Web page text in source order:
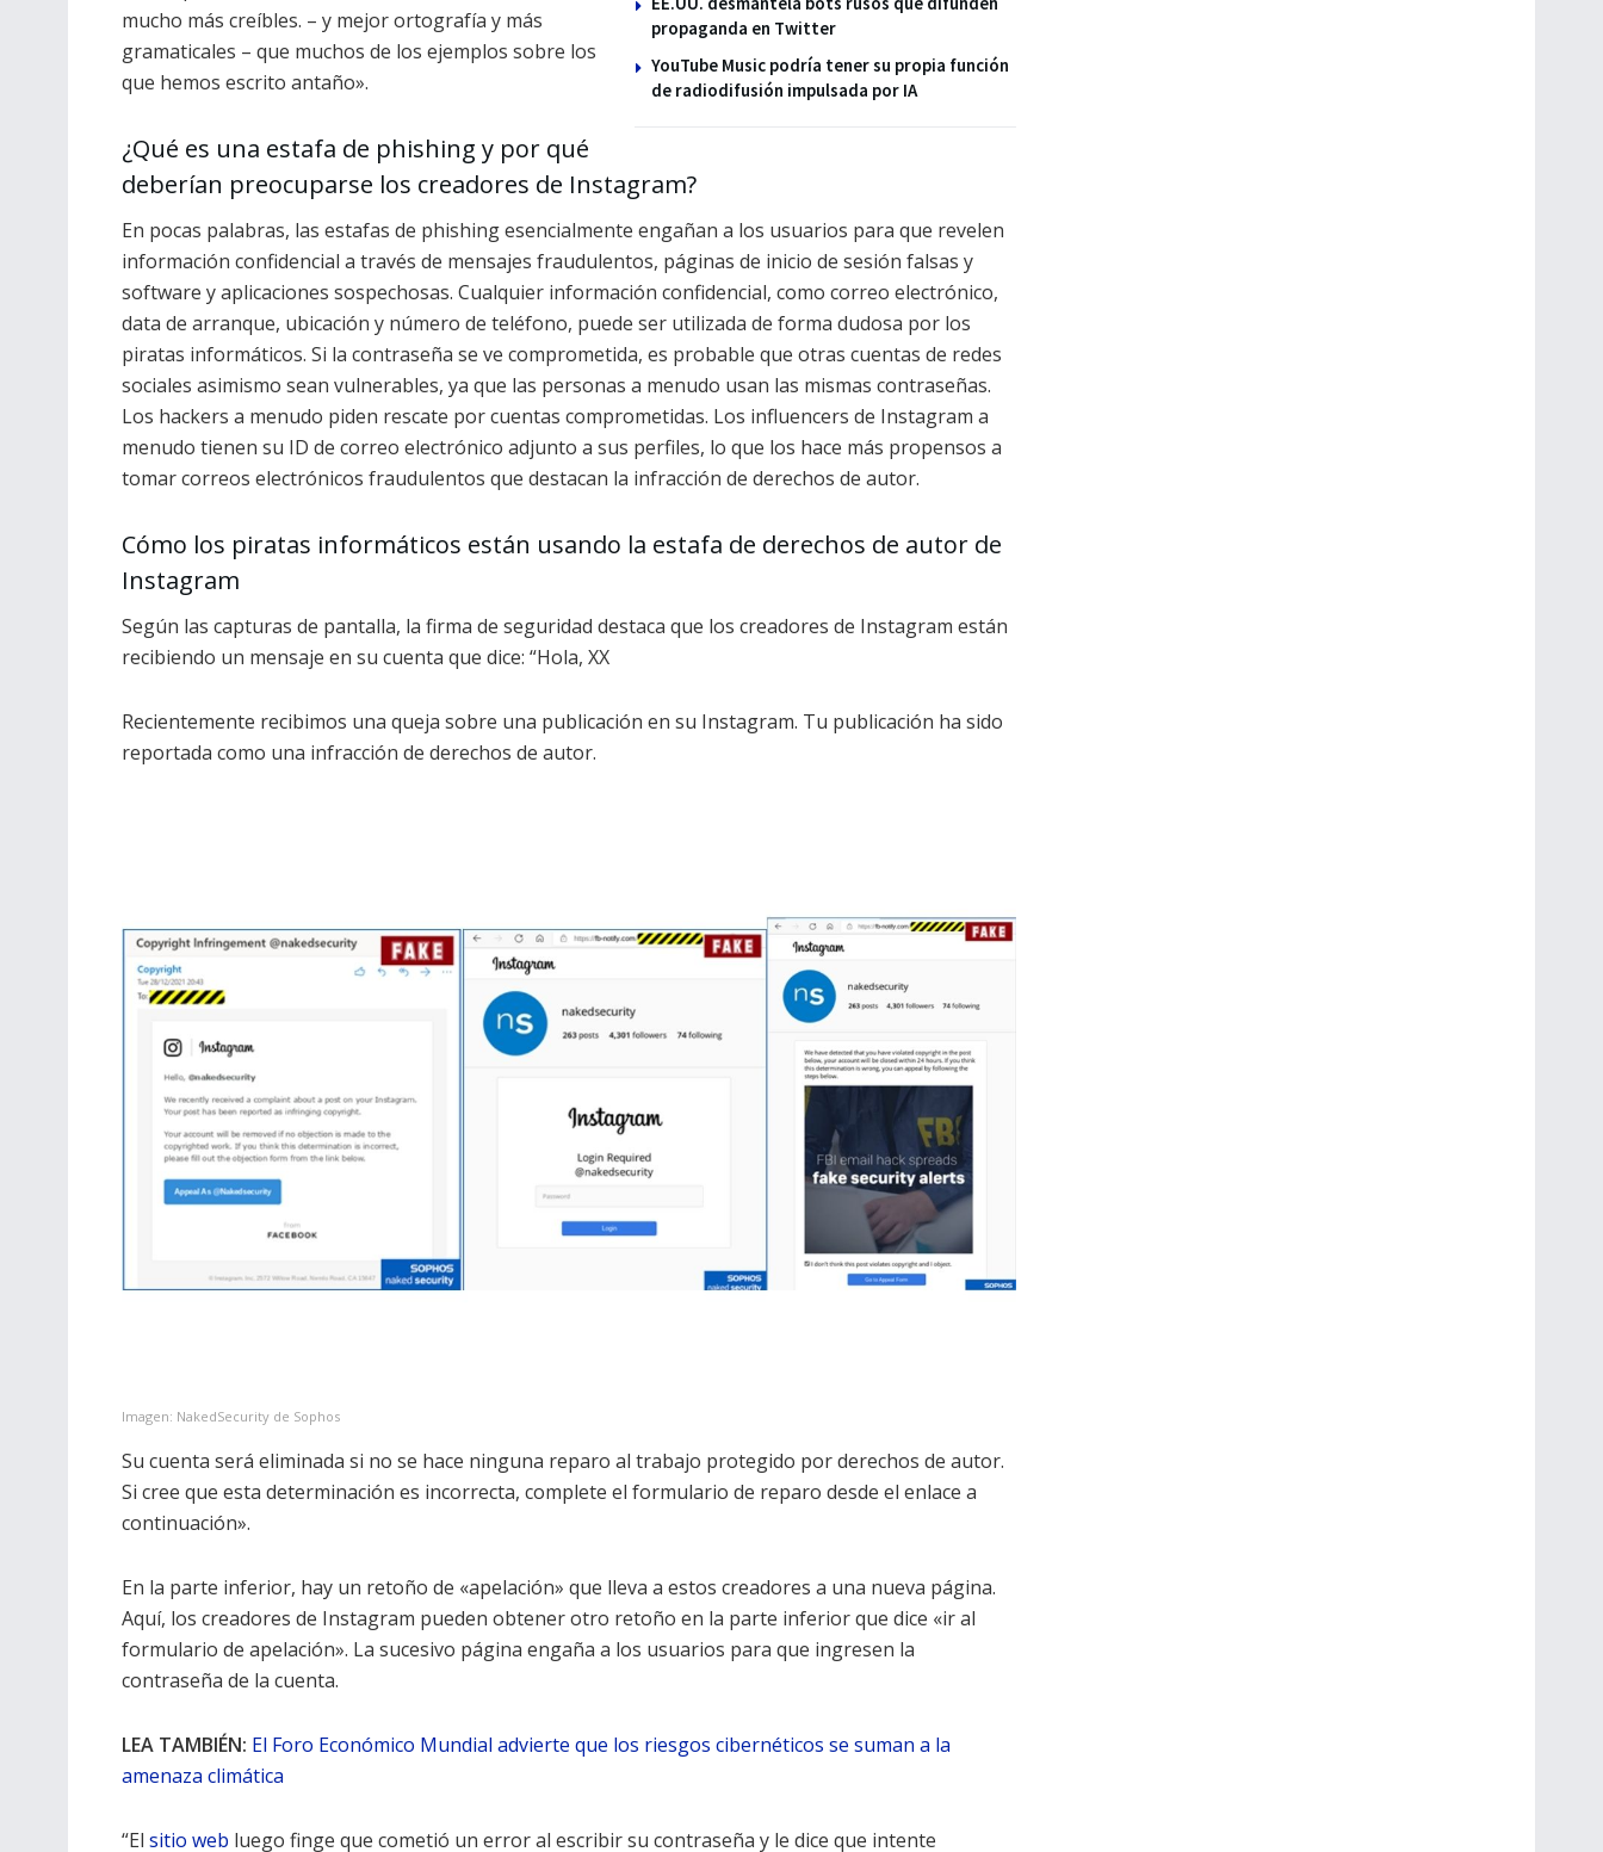
propaganda en Twitter
YouTube Music podría tener su propia función
de radiodifusión impulsada por IA
mucho más creíbles. – y mejor ortografía y más
gramaticales – que muchos de los ejemplos sobre los
que hemos escrito antaño».
¿Qué es una estafa de phishing y por qué
deberían preocuparse los creadores de Instagram?
En pocas palabras, las estafas de phishing esencialmente engañan a los usuarios para que revelen
información confidencial a través de mensajes fraudulentos, páginas de inicio de sesión falsas y
software y aplicaciones sospechosas. Cualquier información confidencial, como correo electrónico,
data de arranque, ubicación y número de teléfono, puede ser utilizada de forma dudosa por los
piratas informáticos. Si la contraseña se ve comprometida, es probable que otras cuentas de redes
sociales asimismo sean vulnerables, ya que las personas a menudo usan las mismas contraseñas.
Los hackers a menudo piden rescate por cuentas comprometidas. Los influencers de Instagram a
menudo tienen su ID de correo electrónico adjunto a sus perfiles, lo que los hace más propensos a
tomar correos electrónicos fraudulentos que destacan la infracción de derechos de autor.
Cómo los piratas informáticos están usando la estafa de derechos de autor de
Instagram
Según las capturas de pantalla, la firma de seguridad destaca que los creadores de Instagram están
recibiendo un mensaje en su cuenta que dice: “Hola, XX
Recientemente recibimos una queja sobre una publicación en su Instagram. Tu publicación ha sido
reportada como una infracción de derechos de autor.
Imagen: NakedSecurity de Sophos
Su cuenta será eliminada si no se hace ninguna reparo al trabajo protegido por derechos de autor.
Si cree que esta determinación es incorrecta, complete el formulario de reparo desde el enlace a
continuación».
En la parte inferior, hay un retoño de «apelación» que lleva a estos creadores a una nueva página.
Aquí, los creadores de Instagram pueden obtener otro retoño en la parte inferior que dice «ir al
formulario de apelación». La sucesivo página engaña a los usuarios para que ingresen la
contraseña de la cuenta.
LEA TAMBIÉN: El Foro Económico Mundial advierte que los riesgos cibernéticos se suman a la
amenaza climática
“El sitio web luego finge que cometió un error al escribir su contraseña y le dice que intente